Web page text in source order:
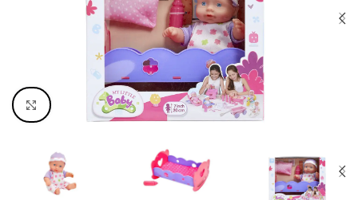
Click to enlarge